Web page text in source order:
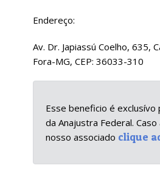
Endereço:
Av. Dr. Japiassú Coelho, 635,
Fora-MG, CEP: 36033-310
Esse beneficio é exclusívo
da Anajustra Federal. Caso
nosso associado clique